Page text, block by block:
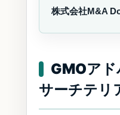
株式会社M&A
GMOアド
サーチテリ